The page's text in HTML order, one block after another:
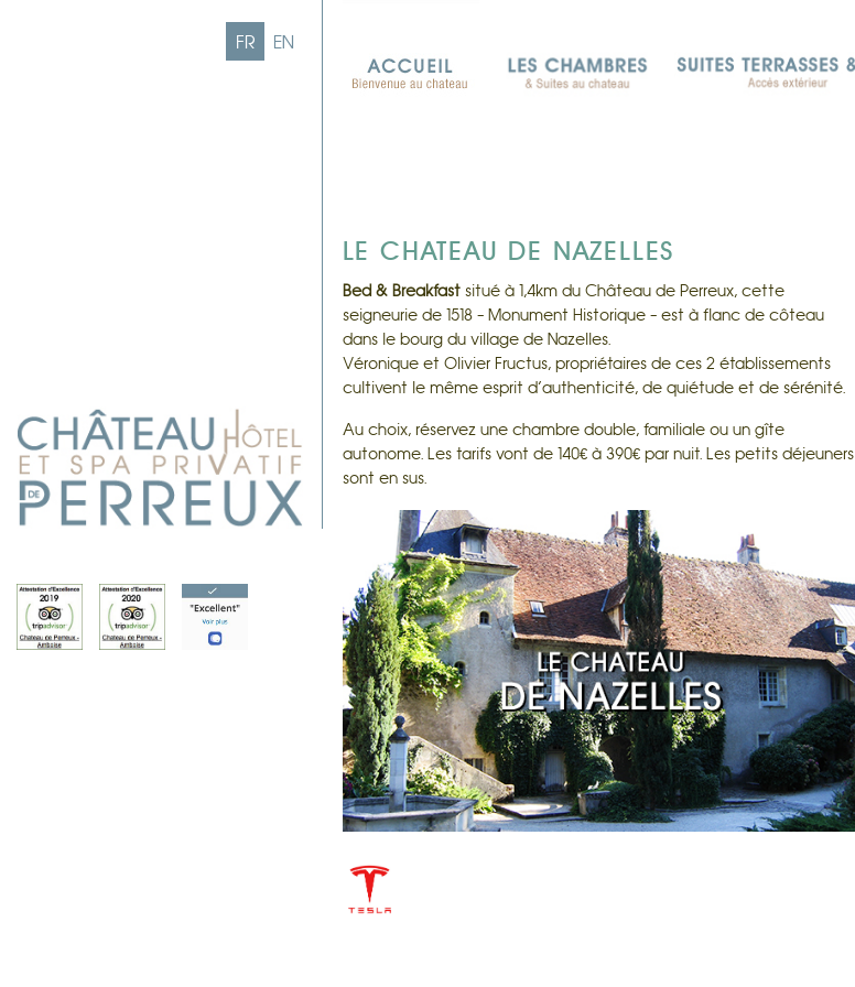
FR EN
LE CHATEAU DE NAZELLES
Bed & Breakfastsitué à 1,4km du Château de Perreux, cette
seigneurie de 1518 – Monument Historique – est à flanc de côteau
dans le bourg du village de Nazelles.
Véronique et Olivier Fructus, propriétaires de ces 2 établissements
cultivent le même esprit d’authenticité, de quiétude et de sérénité.
Au choix, réservez une chambre double, familiale ou un gîte
autonome. Les tarifs vont de 140€ à 390€ par nuit. Les petits déjeuners
sont en sus.